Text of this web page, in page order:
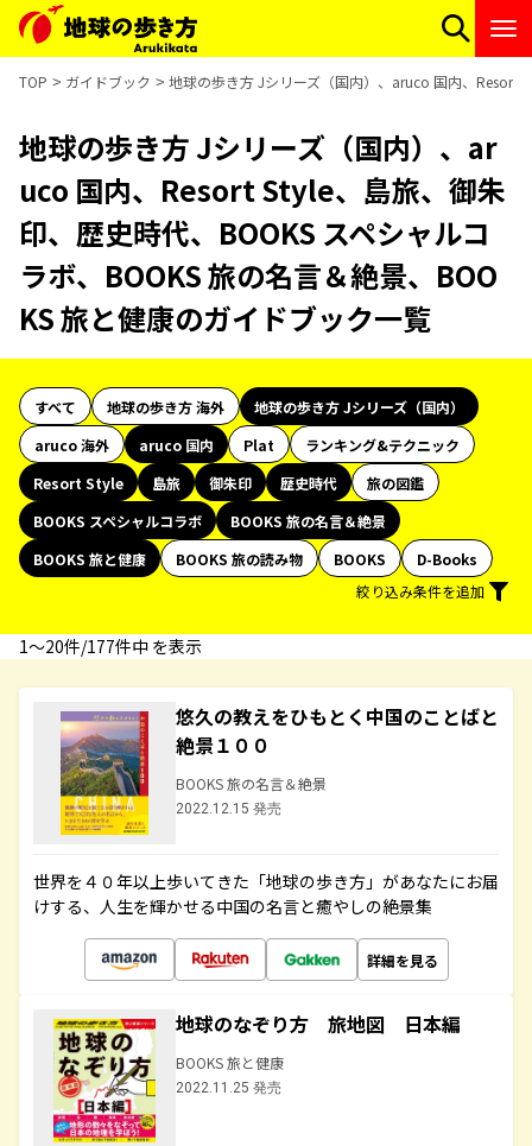
TOP ガイドブック 地球の歩き方 Jシリーズ（国内）、aruco 国内、Resort
地球の歩き方 Jシリーズ（国内）、ar
uco 国内、Resort Style、島旅、御朱
印、歴史時代、BOOKS スペシャルコ
ラボ、BOOKS 旅の名言＆絶景、BOO
KS 旅と健康のガイドブック一覧
すべて 地球の歩き方 海外
地球の歩き方 Jシリーズ（国内）
aruco 海外
aruco 国内 Plat
ランキング&テクニック
Resort Style
島旅 御朱印 歴史時代
旅の図鑑
BOOKS スペシャルコラボ
BOOKS 旅の名言＆絶景
BOOKS 旅と健康
BOOKS 旅の読み物 BOOKS
D-Books
絞り込み条件を追加
1〜20件/177件中 を表示
悠久の教えをひもとく中国のことばと
絶景１００
BOOKS 旅の名言＆絶景
2022.12.15 発売
世界を４０年以上歩いてきた「地球の歩き方」があなたにお届
けする、人生を輝かせる中国の名言と癒やしの絶景集
詳細を見る
地球のなぞり方 旅地図 日本編
BOOKS 旅と健康
2022.11.25 発売